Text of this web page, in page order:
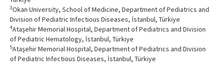
3Okan University, School of Medicine, Department of Pediatrics and
Division of Pediatric Infectious Diseases, İstanbul, Türkiye
4Ataşehir Memorial Hospital, Department of Pediatrics and Division
of Pediatric Hematology, İstanbul, Türkiye
5Ataşehir Memorial Hospital, Department of Pediatrics and Division
of Pediatric Infectious Diseases, İstanbul, Türkiye